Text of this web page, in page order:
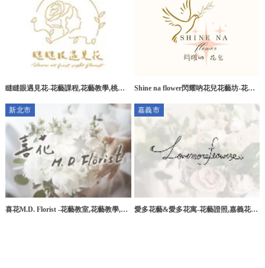
瞇瞇眼遇見花-花藝課程,花藝教學,桃園
楊梅花藝教學
Shine na flower閃耀吶花兒花藝坊-花藝
藝教學
新北市
喜花M.D. Florist -花藝教室,花藝教學,台
嘉義市
愛多花藝&愛多花寓-花藝證照,嘉義花藝